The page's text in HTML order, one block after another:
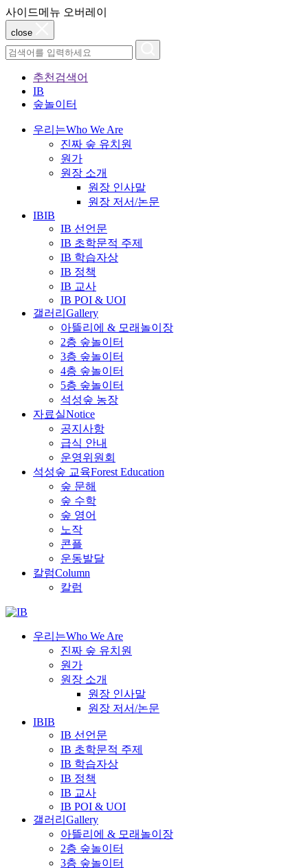
사이드메뉴 오버레이
close
추천검색어
IB
숲놀이터
우리는Who We Are
진짜 숲 유치원
원가
원장 소개
원장 인사말
원장 저서/논문
IBIB
IB 선언문
IB 초학문적 주제
IB 학습자상
IB 정책
IB 교사
IB POI & UOI
갤러리 Gallery
아뜰리에 & 모래놀이장
2층 숲놀이터
3층 숲놀이터
4층 숲놀이터
5층 숲놀이터
석성숲 농장
자료실Notice
공지사항
급식 안내
운영위원회
석성숲 교육Forest Education
숲 문해
숲 수학
숲 영어
노작
콘플
운동발달
칼럼Column
칼럼
우리는Who We Are
진짜 숲 유치원
원가
원장 소개
원장 인사말
원장 저서/논문
IBIB
IB 선언문
IB 초학문적 주제
IB 학습자상
IB 정책
IB 교사
IB POI & UOI
갤러리 Gallery
아뜰리에 & 모래놀이장
2층 숲놀이터
3층 숲놀이터